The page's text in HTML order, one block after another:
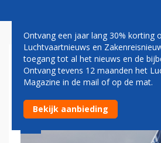
AIRBUS BEREIDT
OP DEFINITIEVE
Ontvang een jaar lang 30% korting
Luchtvaartnieuws en
toegang tot al het nieuws en de
Ontvang tevens 12 maanden het
Magazine in de mail of op de mat.
Bekijk aanbieding